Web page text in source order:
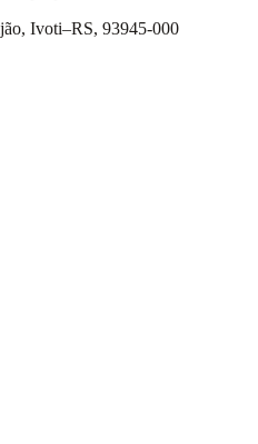
Ivoti–RS, 93945-000